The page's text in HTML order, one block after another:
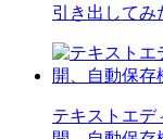
引き出してみ
テキストエデ